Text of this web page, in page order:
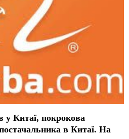
у Китаї, покрокова
в Китаї. На